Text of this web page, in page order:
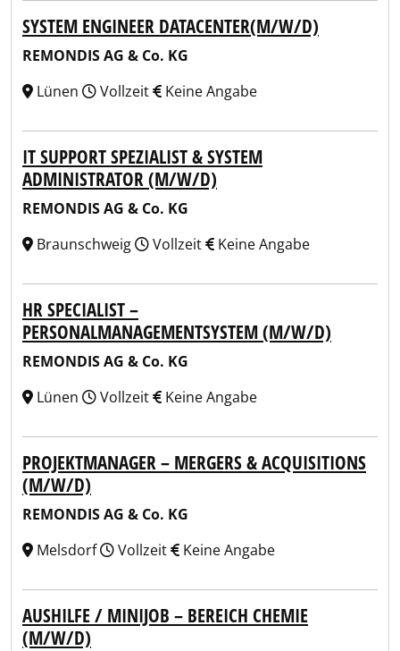
SYSTEM ENGINEER DATACENTER(M/W/D)
REMONDIS AG & Co. KG
Lünen
Vollzeit Keine Angabe
IT SUPPORT SPEZIALIST & SYSTEM
ADMINISTRATOR (M/W/D)
REMONDIS AG & Co. KG
Braunschweig
Vollzeit Keine Angabe
HR SPECIALIST –
PERSONALMANAGEMENTSYSTEM (M/W/D)
REMONDIS AG & Co. KG
Lünen
Vollzeit Keine Angabe
PROJEKTMANAGER – MERGERS & ACQUISITIONS
(M/W/D)
REMONDIS AG & Co. KG
Melsdorf
Vollzeit Keine Angabe
AUSHILFE / MINIJOB – BEREICH CHEMIE
(M/W/D)